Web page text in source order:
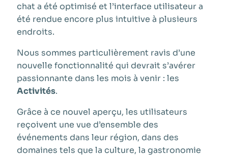
chat a été optimisé et l’interface utilisateur a
été rendue encore plus intuitive à plusieurs
endroits.
Nous sommes particulièrement ravis d’une
nouvelle fonctionnalité qui devrait s’avérer
passionnante dans les mois à venir : les
Activités.
Grâce à ce nouvel aperçu, les utilisateurs
reçoivent une vue d’ensemble des
événements dans leur région, dans des
domaines tels que la culture, la gastronomie